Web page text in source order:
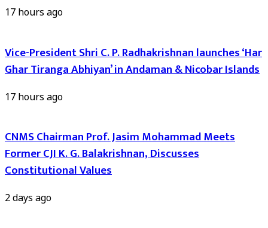
17 hours ago
Vice-President Shri C. P. Radhakrishnan launches ‘Har
Ghar Tiranga Abhiyan’ in Andaman & Nicobar Islands
17 hours ago
CNMS Chairman Prof. Jasim Mohammad Meets
Former CJI K. G. Balakrishnan, Discusses
Constitutional Values
2 days ago